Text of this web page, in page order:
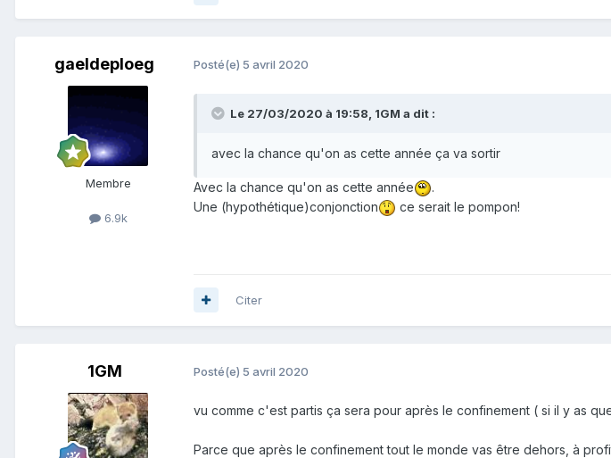
gaeldeploeg
Membre
6.9k
Posté(e) 5 avril 2020
Le 27/03/2020 à 19:58, 1GM a dit :
avec la chance qu'on as cette année ça va sortir
Avec la chance qu'on as cette année
.
Une (hypothétique)conjonction
ce serait le pompon!
Citer
1GM Posté(e) 5 avril 2020
vu comme c'est partis ça sera pour après le confinement ( si il y as
Parce que après le confinement tout le monde vas être dehors, à